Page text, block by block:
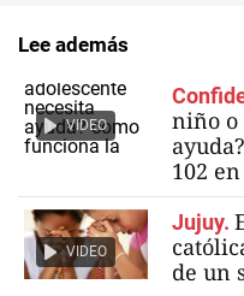
Lee además
VIDEO
niño o
102
VIDEO
Jujuy.
de un